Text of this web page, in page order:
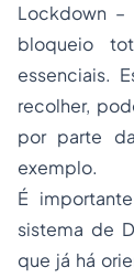
Lockdown
bloqueio
essenciais.
recolher,
por parte
exemplo.
É
sistema de
que já há